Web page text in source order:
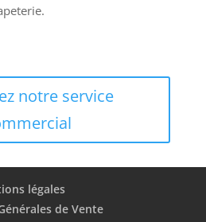
notre service
légales
de Vente